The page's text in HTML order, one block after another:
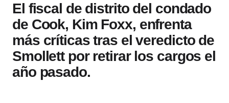
El fiscal de distrito del condado
de Cook, Kim Foxx, enfrenta
más críticas tras el veredicto de
Smollett por retirar los cargos el
año pasado.